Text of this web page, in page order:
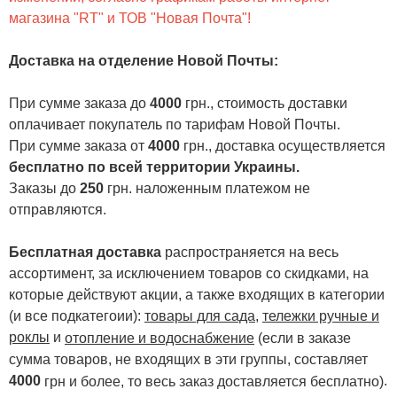
магазина "RT" и ТОВ "Новая Почта"!
Доставка на отделение Новой Почты:
При сумме заказа до 4000 грн., стоимость доставки
оплачивает покупатель по тарифам Новой Почты.
При сумме заказа от 4000 грн., доставка осуществляется
бесплатно по всей территории Украины.
Заказы до 250 грн. наложенным платежом не
отправляются.
Бесплатная доставка распространяется на весь
ассортимент, за исключением товаров со скидками, на
которые действуют акции, а также входящих в категории
(и все подкатегоии): товары для сада, тележки ручные и
роклы и отопление и водоснабжение (если в заказе
сумма товаров, не входящих в эти группы, составляет
4000 грн и более, то весь заказ доставляется бесплатно).